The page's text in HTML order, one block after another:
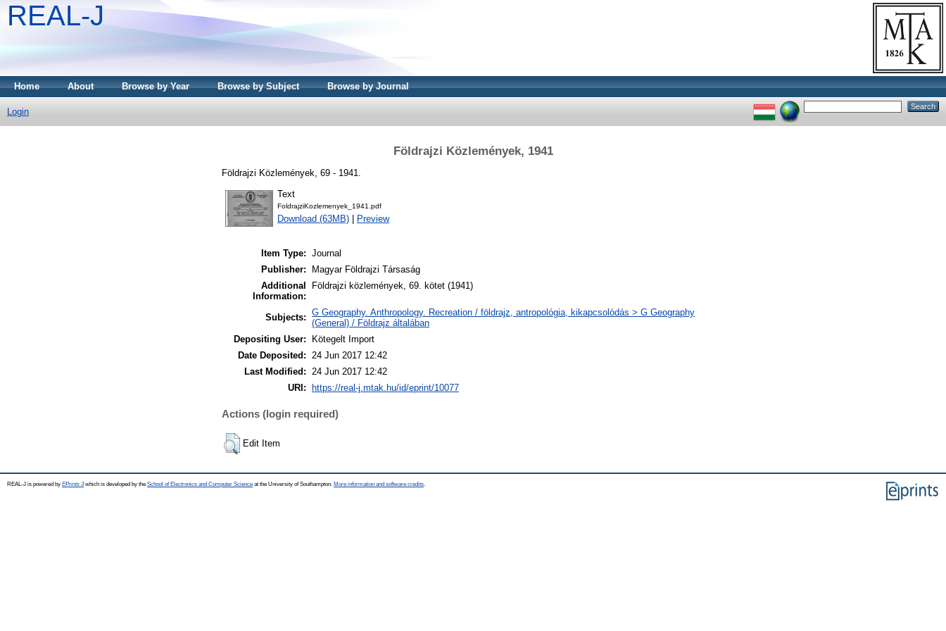
REAL-J
Home About Browse by Year Browse by Subject Browse by Journal
Login
Földrajzi Közlemények, 1941
Földrajzi Közlemények, 69 - 1941.
Text
FoldrajziKozlemenyek_1941.pdf
Download (63MB) Preview
Item Type: Journal
Publisher:
Magyar Földrajzi Társaság
Additional
Information:
Földrajzi közlemények, 69. kötet (1941)
Subjects: G Geography. Anthropology. Recreation / földrajz, antropológia, kikapcsolódás > G Geography
(General) / Földrajz általában
Depositing User:
Kötegelt Import
Date Deposited: 24 Jun 2017 12:42
Last Modified: 24 Jun 2017 12:42
URI:
https://real-j.mtak.hu/id/eprint/10077
Actions (login required)
Edit Item
REAL-J is powered by EPrints 3which is developed by the School of Electronics and Computer Science at the University of Southampton. More information and software credits